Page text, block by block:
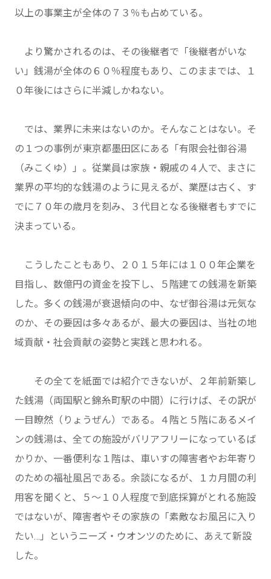
以上の事業主が全体の７３％も占めている。
より驚かされるのは、その後継者で「後継者がいな
い」銭湯が全体の６０％程度もあり、このままでは、１
０年後にはさらに半減しかねない。
では、業界に未来はないのか。そんなことはない。そ
の１つの事例が東京都墨田区にある「有限会社御谷湯
（みこくゆ）」。従業員は家族・親戚の４人で、まさに
業界の平均的な銭湯のように見えるが、業歴は古く、す
でに７０年の歳月を刻み、３代目となる後継者もすでに
決まっている。
こうしたこともあり、２０１５年には１００年企業を
目指し、数億円の資金を投下し、５階建ての銭湯を新築
した。多くの銭湯が衰退傾向の中、なぜ御谷湯は元気な
のか、その要因は多々あるが、最大の要因は、当社の地
域貢献・社会貢献の姿勢と実践と思われる。
その全てを紙面では紹介できないが、２年前新築し
た銭湯（両国駅と錦糸町駅の中間）に行けば、その訳が
一目瞭然（りょうぜん）である。４階と５階にあるメイ
ンの銭湯は、全ての施設がバリアフリーになっているば
かりか、一番便利な１階は、車いすの障害者やお年寄り
のための福祉風呂である。余談になるが、１カ月間の利
用客を聞くと、５～１０人程度で到底採算がとれる施設
ではないが、障害者やその家族の「素敵なお風呂に入り
たい…」というニーズ・ウオンツのために、あえて新設
した。